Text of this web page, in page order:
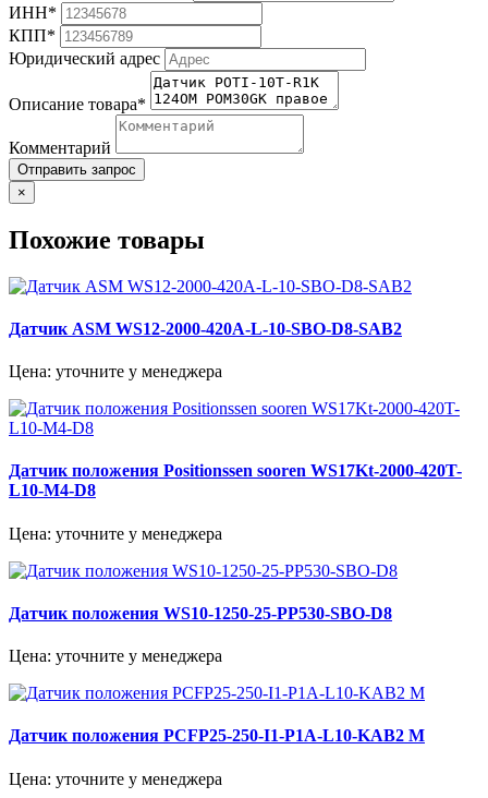
ИНН*
КПП*
Юридический адрес
Описание товара*
Комментарий
Отправить запрос
×
Похожие товары
Датчик ASM WS12-2000-420A-L-10-SBO-D8-SAB2
Цена: уточните у менеджера
Датчик положения Positionssen sooren WS17Kt-2000-420T-
L10-M4-D8
Цена: уточните у менеджера
Датчик положения WS10-1250-25-PP530-SBO-D8
Цена: уточните у менеджера
Датчик положения PCFP25-250-I1-P1A-L10-KAB2 M
Цена: уточните у менеджера